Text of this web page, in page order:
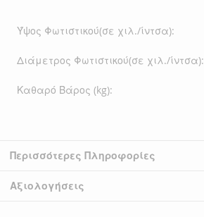
Ύψος Φωτιστικού(σε χιλ./ίντσα):
Διάμετρος Φωτιστικού(σε χιλ./ίντσα):
Καθαρό Βάρος (kg):
Περισσότερες Πληροφορίες
Αξιολογήσεις